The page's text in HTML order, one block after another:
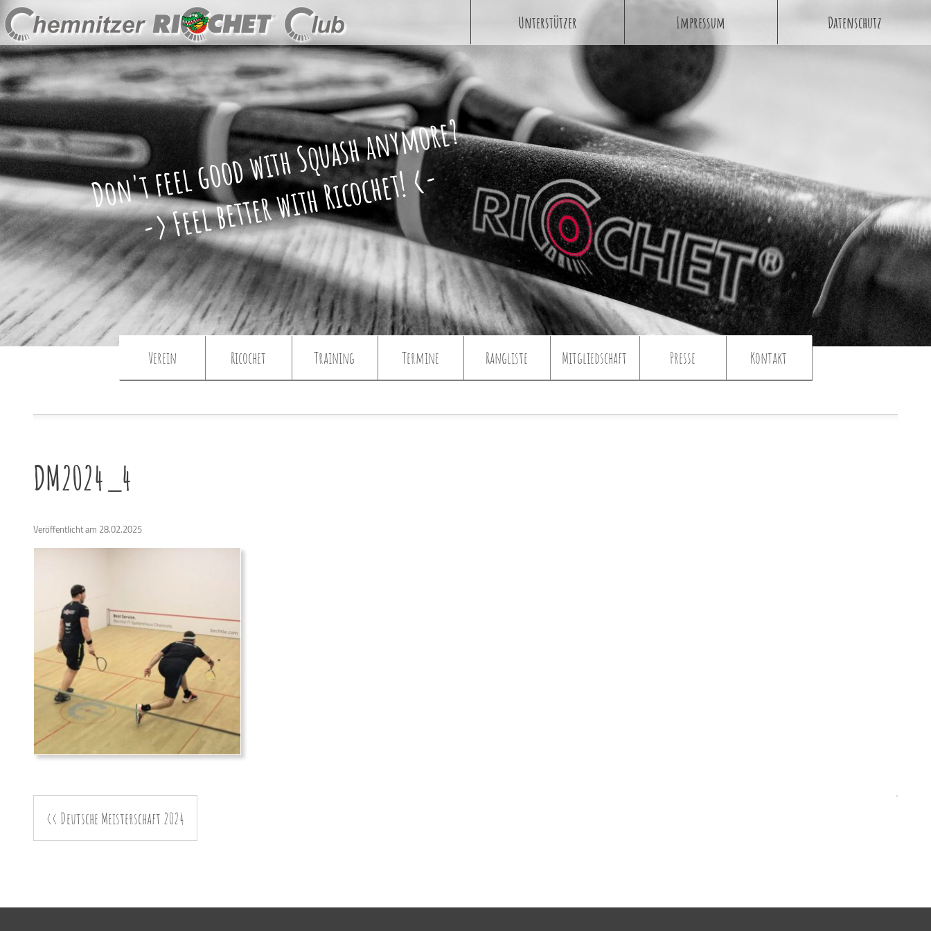
Unterstützer Impressum Datenschutz
Don't feel good with Squash anymore?
-> Feel better with Ricochet! <-
Verein Ricochet Training Termine Rangliste Mitgliedschaft Presse Kontakt
DM2024_4
Veröffentlicht am 28.02.2025
<< Deutsche Meisterschaft 2024